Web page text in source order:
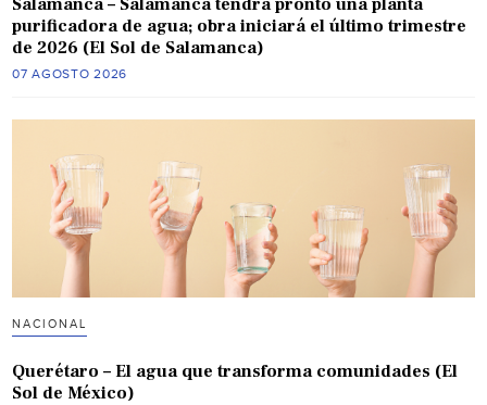
purificadora de agua; obra iniciará el último trimestre
de 2026 (El Sol de Salamanca)
07 AGOSTO 2026
NACIONAL
Querétaro – El agua que transforma comunidades (El
Sol de México)